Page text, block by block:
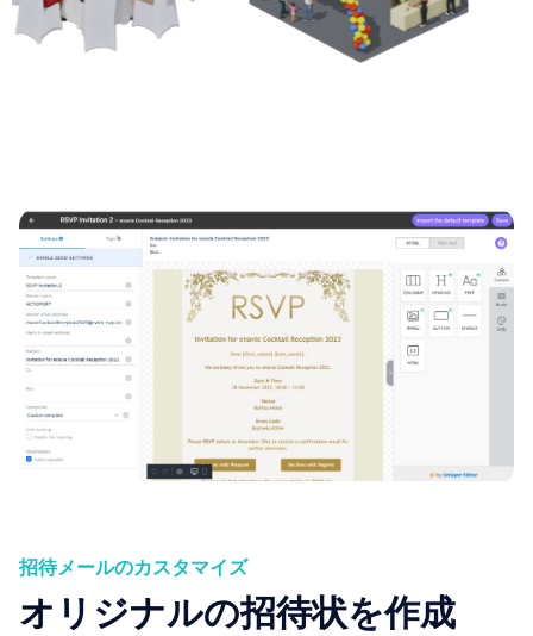
招待メールのカスタマイズ
オリジナルの招待状を作成